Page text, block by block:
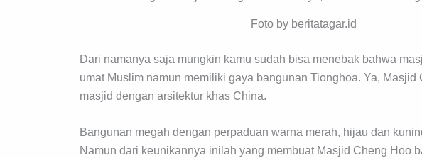
Foto by beritatagar.id
Dari namanya saja mungkin kamu sudah bisa menebak bahwa
umat Muslim namun memiliki gaya bangunan Tionghoa. Ya,
masjid dengan arsitektur khas China.
Bangunan megah dengan perpaduan warna merah, hijau dan
Namun dari keunikannya inilah yang membuat Masjid Cheng Hoo